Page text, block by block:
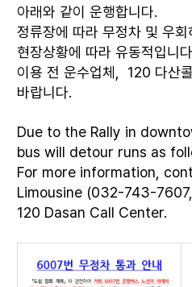
아래와 같이 운행합니다.
정류장에 따라 무정차 및 우회
현장상황에 따라 유동적입니
이용 전 운수업체, 120 다산
바랍니다.
Due to the Rally in
bus will detour runs as
For more information,
Limousine (032-743-
120 Dasan Call Center.